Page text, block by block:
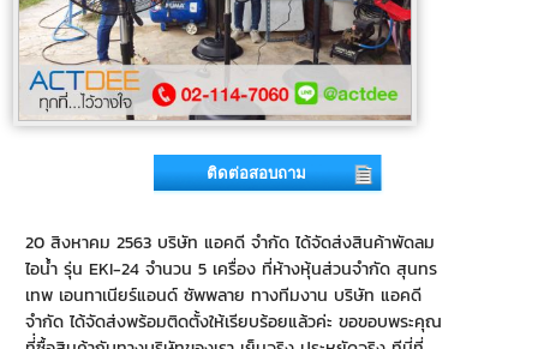
20 สิงหาคม 2563 บริษัท แอคดี จำกัด ได้จัดส่งสินค้าพัดลม
ไอน้ำ รุ่น EKI-24 จำนวน 5 เครื่อง ที่ห้างหุ้นส่วนจำกัด สุนทร
เทพ เอนทาเนียร์แอนด์ ซัพพลาย ทางทีมงาน บริษัท แอคดี
จำกัด ได้จัดส่งพร้อมติดตั้งให้เรียบร้อยแล้วค่ะ ขอขอบพระคุณ